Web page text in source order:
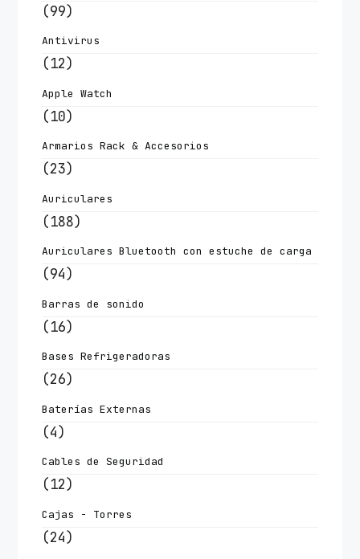
(99)
Antivirus
(12)
Apple Watch
(10)
Armarios Rack & Accesorios
(23)
Auriculares
(188)
Auriculares Bluetooth con estuche de carga
(94)
Barras de sonido
(16)
Bases Refrigeradoras
(26)
Baterías Externas
(4)
Cables de Seguridad
(12)
Cajas - Torres
(24)